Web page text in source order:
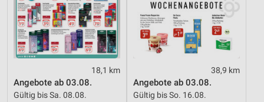
18,1 km
Angebote ab 03.08.
Gültig bis Sa. 08.08.
38,9 km
Angebote ab 03.08.
Gültig bis So. 16.08.